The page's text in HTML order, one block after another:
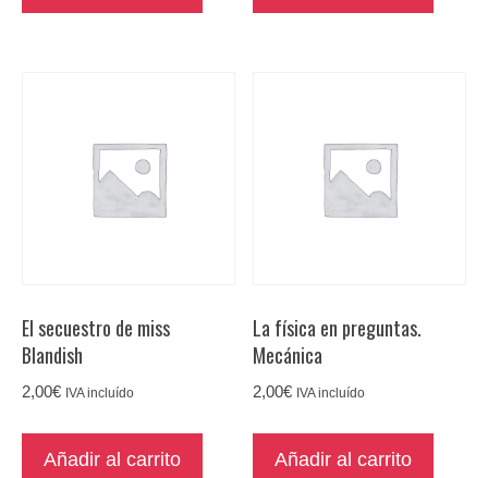
El secuestro de miss
Blandish
2,00€ IVA incluído
Añadir al carrito
La física en preguntas.
Mecánica
2,00€ IVA incluído
Añadir al carrito